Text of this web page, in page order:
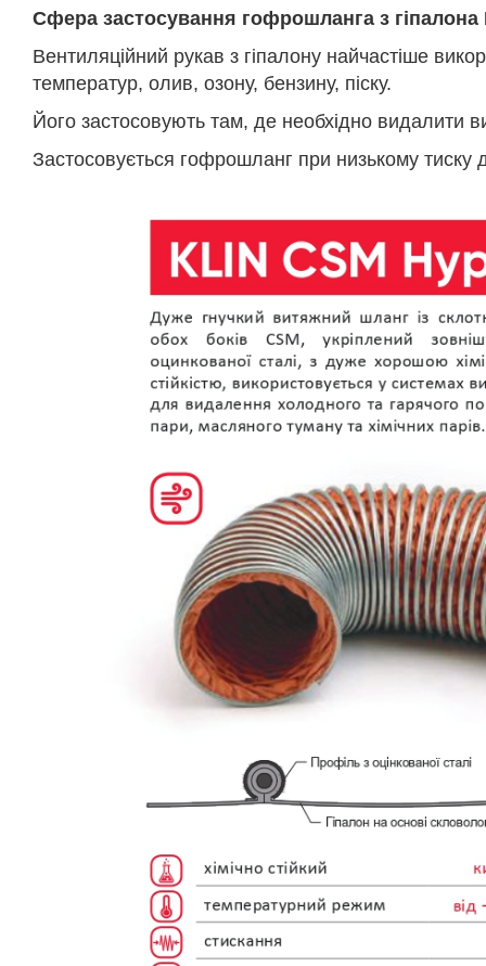
Сфера застосування гофрошланга з
Вентиляційний рукав з гіпалону найчастіше
температур, олив, озону, бензину, піску.
Його застосовують там, де необхідно видалити
Застосовується гофрошланг при низькому тиску